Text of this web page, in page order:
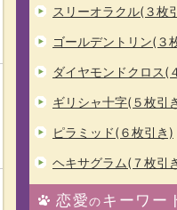
スリーオラクル(３枚
ゴールデントリン(３
ダイヤモンドクロス(
ギリシャ十字(５枚引
ピラミッド(６枚引き)
ヘキサグラム(７枚引
恋愛のキーワー